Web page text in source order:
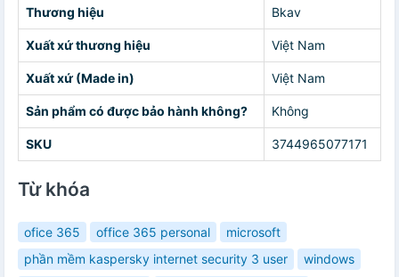
Thương hiệu Bkav
Xuất xứ thương hiệu Việt Nam
Xuất xứ (Made in) Việt Nam
Sản phẩm có được bảo hành không? Không
SKU 3744965077171
Từ khóa
ofice 365 office 365 personal
microsoft
phần mềm kaspersky internet security 3 user
windows